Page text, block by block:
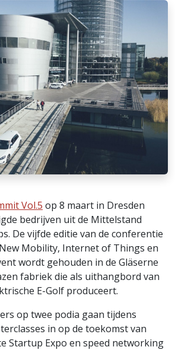
Vol.5 op 8 maart in Dresden
bedrijven uit de Mittelstand
De vijfde editie van de conferentie
Mobility, Internet of Things en
wordt gehouden in de Gläserne
fabriek die als uithangbord van
E-Golf produceert.
op twee podia gaan tijdens
in op de toekomst van
Startup Expo en speed networking